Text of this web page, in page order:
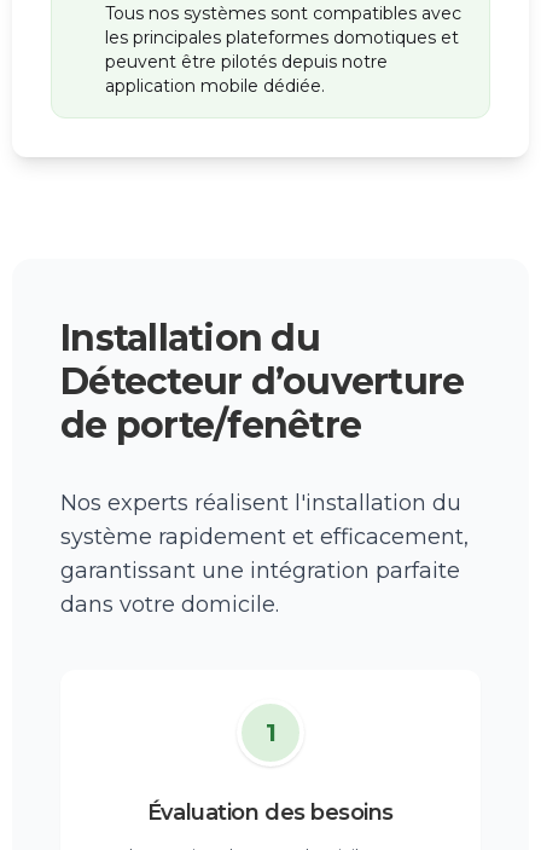
Tous nos systèmes sont compatibles avec
les principales plateformes domotiques et
peuvent être pilotés depuis notre
application mobile dédiée.
Installation du
Détecteur d’ouverture
de porte/fenêtre
Nos experts réalisent l'installation du
système rapidement et efficacement,
garantissant une intégration parfaite
dans votre domicile.
1
Évaluation des besoins